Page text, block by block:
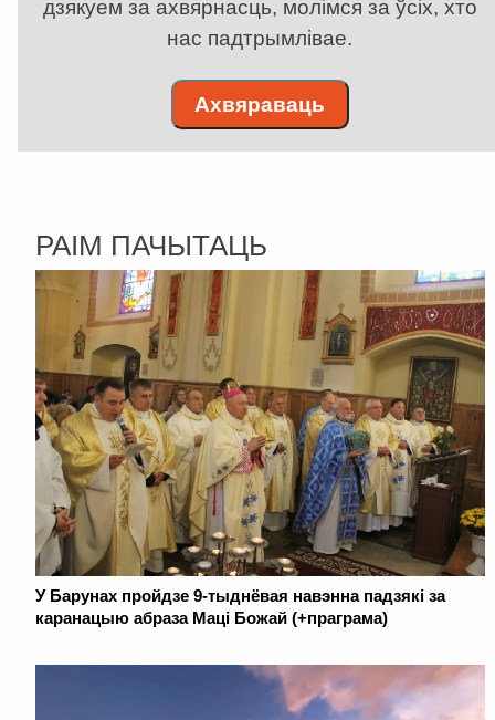
дзякуем за ахвярнасць, молімся за ўсіх, хто
нас падтрымлівае.
Ахвяраваць
РАІМ ПАЧЫТАЦЬ
У Барунах пройдзе 9-тыднёвая навэнна падзякі за
каранацыю абраза Маці Божай (+праграма)